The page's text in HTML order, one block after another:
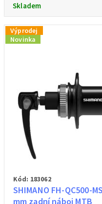
Skladem
Výprodej
Novinka
Kód: 183062
SHIMANO FH-QC500-
mm zadní náboj MTB